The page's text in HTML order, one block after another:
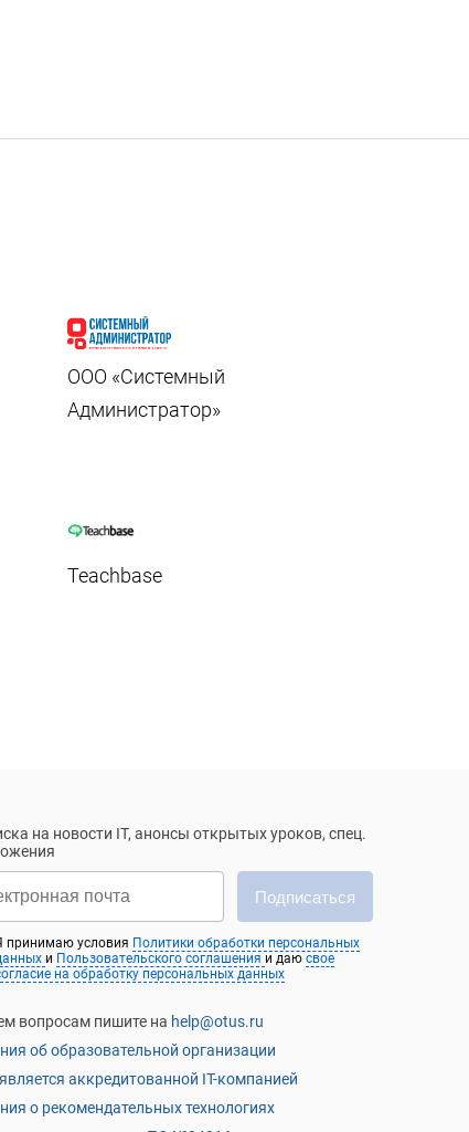
ООО «Системный
Администратор»
Teachbase
на новости IT, анонсы открытых уроков, спец.
Подписаться
принимаю условия Политики обработки персональных
и Пользовательского соглашения и даюсвое
на обработку персональных данных
вопросам пишите на help@otus.ru
об образовательной организации
аккредитованной IT-компанией
о рекомендательных технологиях